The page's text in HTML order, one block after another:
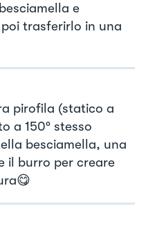
e
trasferirlo in una
pirofila (statico a
a 150° stesso
besciamella, una
il burro per creare